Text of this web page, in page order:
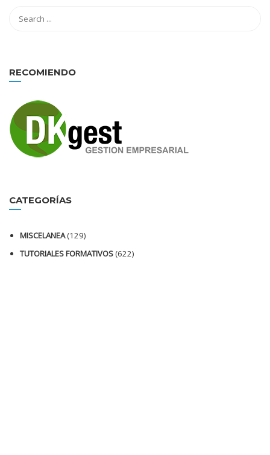
RECOMIENDO
CATEGORÍAS
MISCELANEA(129)
TUTORIALES FORMATIVOS(622)